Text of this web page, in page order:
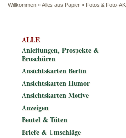
Willkommen »Alles aus Papier » Fotos & Foto-AK
ALLE
Anleitungen, Prospekte &
Broschüren
Ansichtskarten Berlin
Ansichtskarten Humor
Ansichtskarten Motive
Anzeigen
Beutel & Tüten
Briefe & Umschläge